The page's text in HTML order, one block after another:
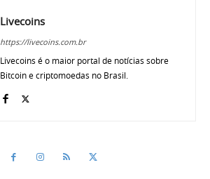
Livecoins
https://livecoins.com.br
Livecoins é o maior portal de notícias sobre
Bitcoin e criptomoedas no Brasil.